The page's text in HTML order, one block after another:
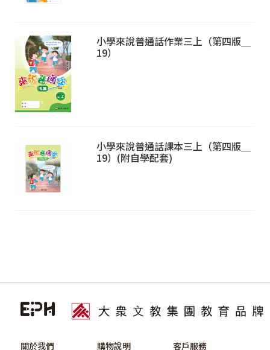
小學來說普通話作業三上（第四版＿
19）
小學來說普通話課本三上（第四版＿
19）(附自學配套)
關於我們 購物說明 客戶服務